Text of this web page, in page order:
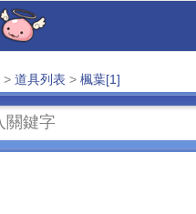
> 道具列表 > 楓葉[1]